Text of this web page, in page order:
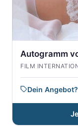
Autogramm
FILM
Dein Angebot?